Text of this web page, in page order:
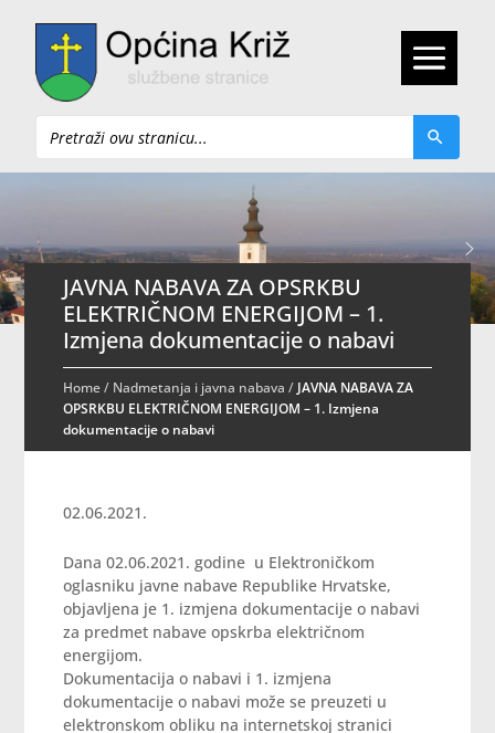
Pretraži
JAVNA NABAVA ZA OPSRKBU
ELEKTRIČNOM ENERGIJOM – 1.
Izmjena dokumentacije o nabavi
Home/ Nadmetanja i javna nabava / JAVNA NABAVA ZA
OPSRKBU ELEKTRIČNOM ENERGIJOM – 1. Izmjena
dokumentacije o nabavi
02.06.2021.
Dana 02.06.2021. godine u Elektroničkom
oglasniku javne nabave Republike Hrvatske,
objavljena je 1. izmjena dokumentacije o nabavi
za predmet nabave opskrba električnom
energijom.
Dokumentacija o nabavi i 1. izmjena
dokumentacije o nabavi može se preuzeti u
elektronskom obliku na internetskoj stranici